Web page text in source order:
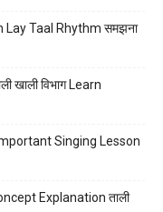
Taal Rhythm समझना
खाली विभाग Learn
Singing Lesson
Explanation ताली